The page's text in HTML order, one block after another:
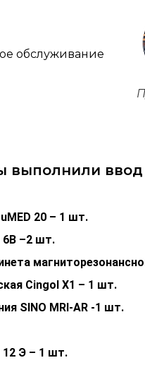
обслуживание
выполнили
20 – 1 шт.
6В –2 шт.
Cingol X1 – 1 шт.
SINO MRI-AR -1 шт.
Э – 1 шт.